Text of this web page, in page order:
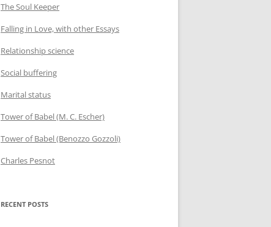
The Soul Keeper
Falling in Love, with other Essays
Relationship science
Social buffering
Marital status
Tower of Babel (M. C. Escher)
Tower of Babel (Benozzo Gozzoli)
Charles Pesnot
RECENT POSTS